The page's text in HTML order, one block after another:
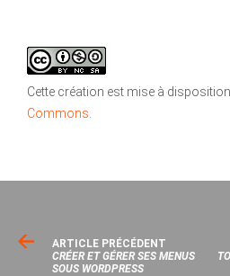
Cette création est mise à
Commons
ARTICLE PRÉCÉDENT
CRÉER ET GÉRER SES MENUS
SOUS WORDPRESS